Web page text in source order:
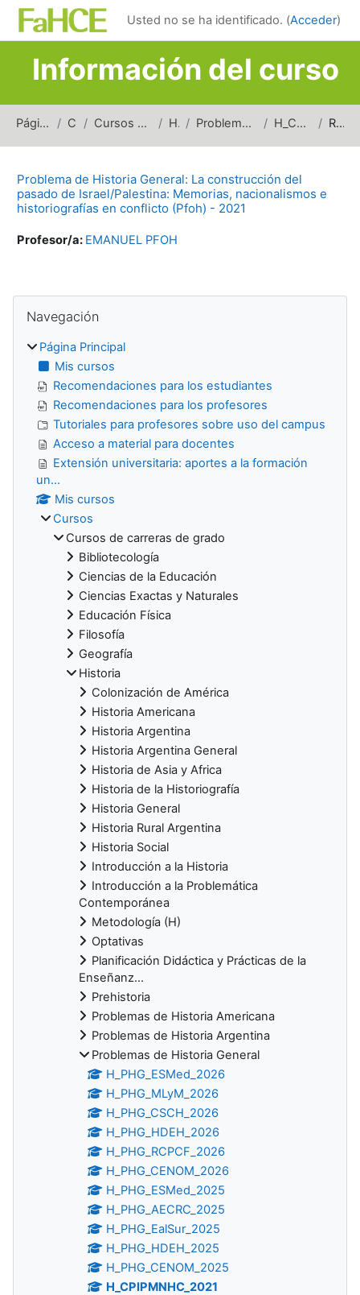
Salta al contenido principal
Usted no se ha identificado. (Acceder)
Información del curso
Página Principal Cursos Cursos de carreras de grado Historia Problemas de Historia General H_CPIPMNHC_2021 Resumen
Problema de Historia General: La construcción del
pasado de Israel/Palestina: Memorias, nacionalismos e
historiografías en conflicto (Pfoh) - 2021
Profesor/a: EMANUEL PFOH
Bloques
Navegación
Página Principal
Mis cursos
Recomendaciones para los estudiantes
Recomendaciones para los profesores
Tutoriales para profesores sobre uso del campus
Acceso a material para docentes
Extensión universitaria: aportes a la formación
un...
Mis cursos
Cursos
Cursos de carreras de grado
Bibliotecología
Ciencias de la Educación
Ciencias Exactas y Naturales
Educación Física
Filosofía
Geografía
Historia
Colonización de América
Historia Americana
Historia Argentina
Historia Argentina General
Historia de Asia y Africa
Historia de la Historiografía
Historia General
Historia Rural Argentina
Historia Social
Introducción a la Historia
Introducción a la Problemática
Contemporánea
Metodología (H)
Optativas
Planificación Didáctica y Prácticas de la
Enseñanz...
Prehistoria
Problemas de Historia Americana
Problemas de Historia Argentina
Problemas de Historia General
H_PHG_ESMed_2026
H_PHG_MLyM_2026
H_PHG_CSCH_2026
H_PHG_HDEH_2026
H_PHG_RCPCF_2026
H_PHG_CENOM_2026
H_PHG_ESMed_2025
H_PHG_AECRC_2025
H_PHG_EalSur_2025
H_PHG_HDEH_2025
H_PHG_CENOM_2025
H_CPIPMNHC_2021